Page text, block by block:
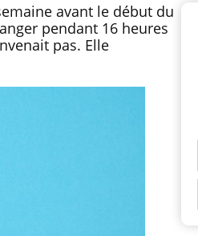
avant le début du
pendant 16 heures
pas. Elle